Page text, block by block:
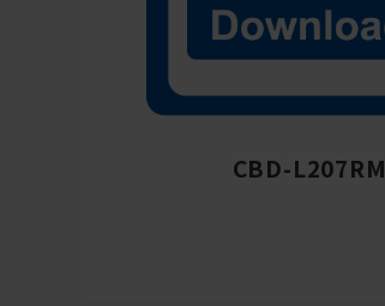
CBD-L207RM